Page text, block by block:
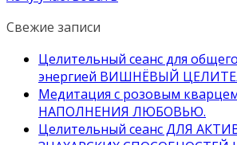
Свежие записи
Целительный сеанс для
энергией ВИШНЁВЫЙ
Медитация с розовым
НАПОЛНЕНИЯ ЛЮБОВЬЮ.
Целительный сеанс ДЛЯ